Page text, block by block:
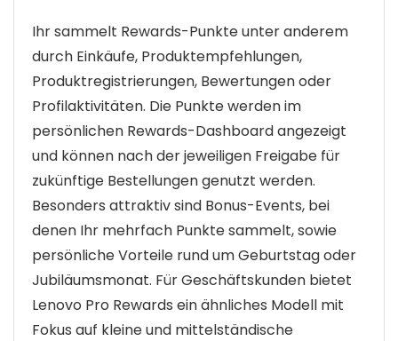
Ihr sammelt Rewards-Punkte unter anderem
durch Einkäufe, Produktempfehlungen,
Produktregistrierungen, Bewertungen oder
Profilaktivitäten. Die Punkte werden im
persönlichen Rewards-Dashboard angezeigt
und können nach der jeweiligen Freigabe für
zukünftige Bestellungen genutzt werden.
Besonders attraktiv sind Bonus-Events, bei
denen Ihr mehrfach Punkte sammelt, sowie
persönliche Vorteile rund um Geburtstag oder
Jubiläumsmonat. Für Geschäftskunden bietet
Lenovo Pro Rewards ein ähnliches Modell mit
Fokus auf kleine und mittelständische